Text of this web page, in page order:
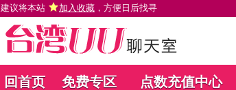
建议将本站 加入收藏 ，方便日后找寻
回首页 免费专区 点数充值中心